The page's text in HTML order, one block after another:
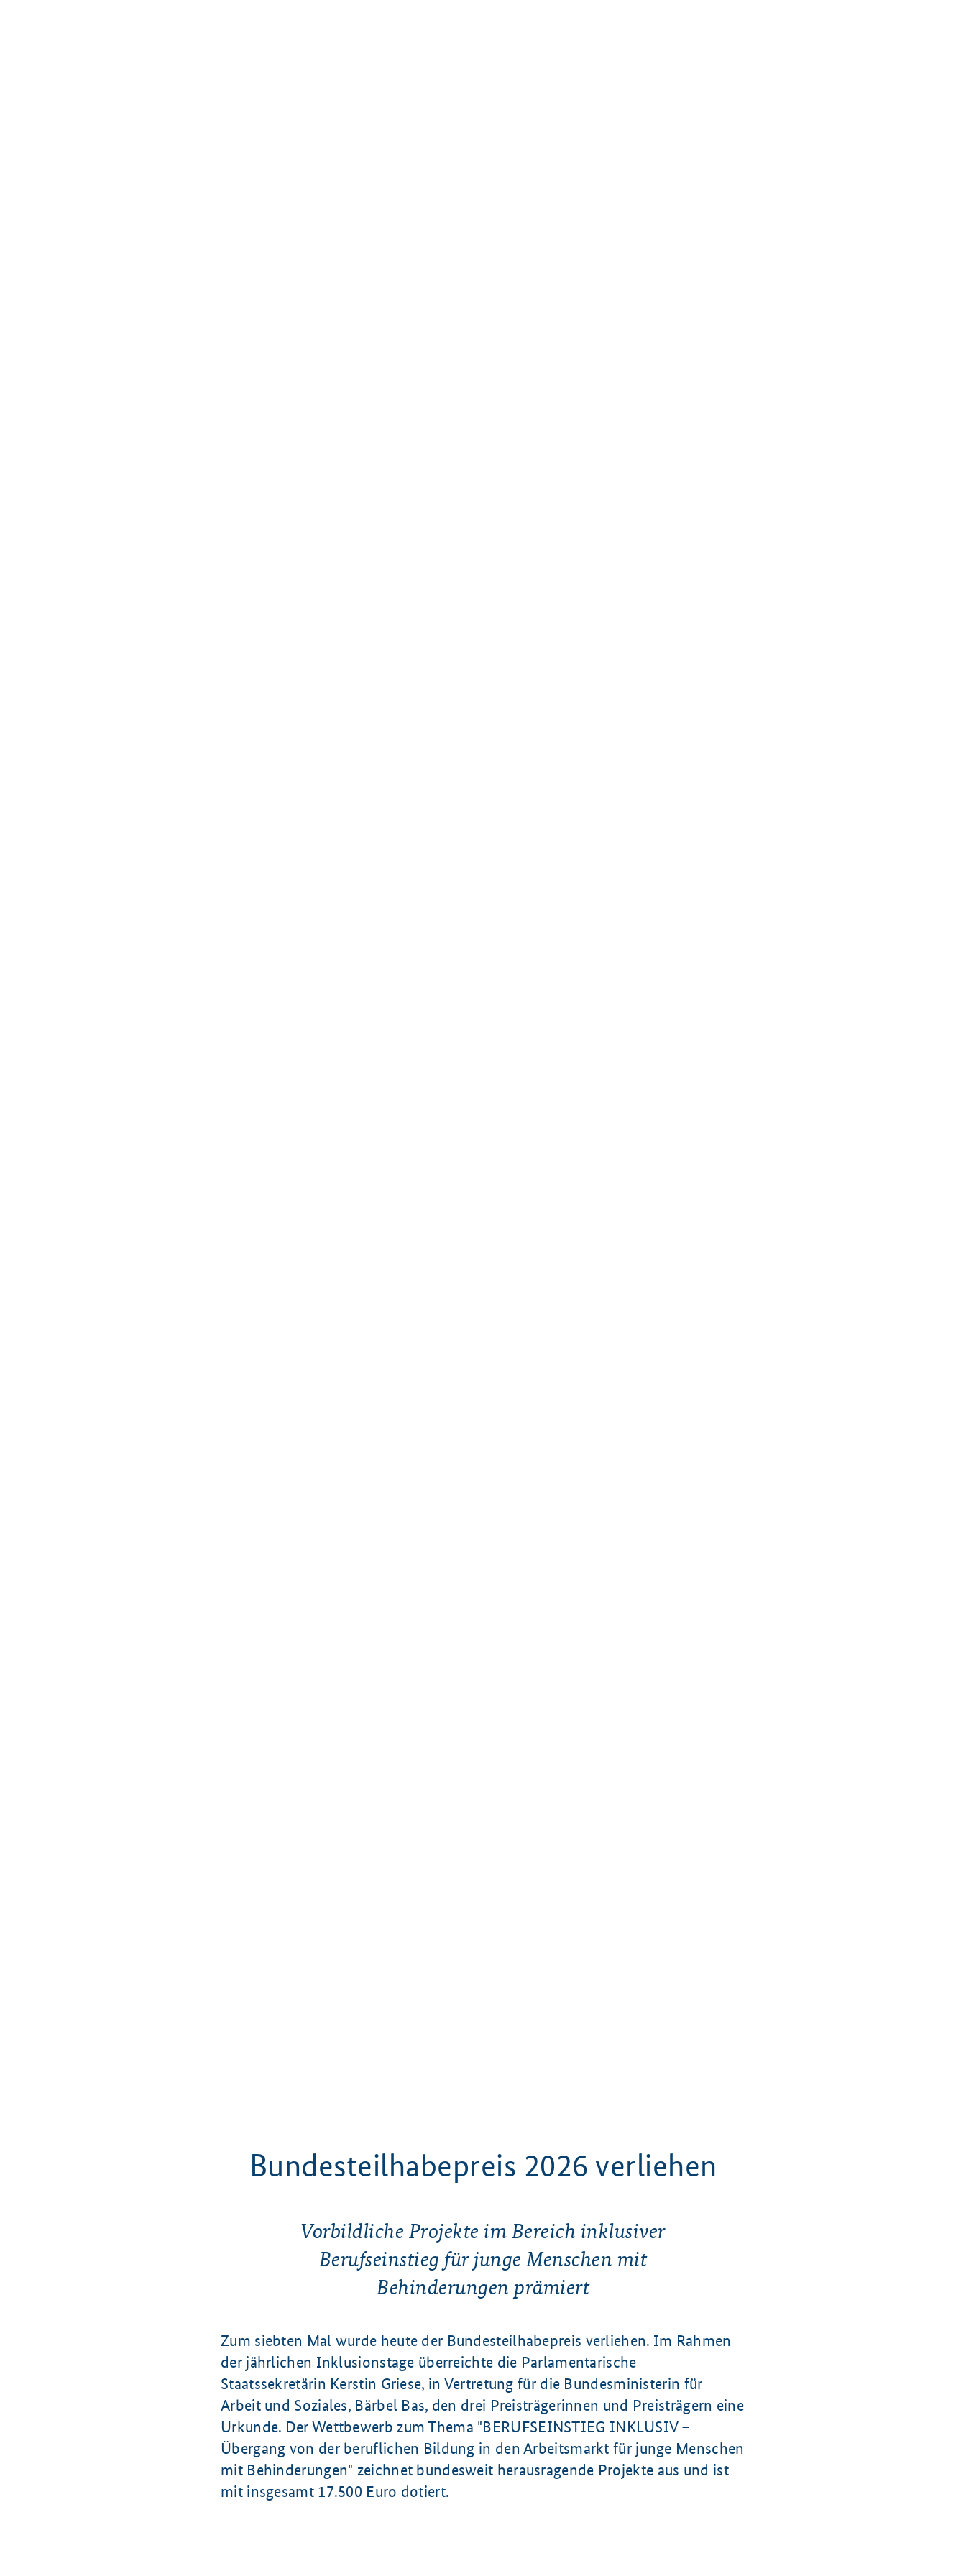
Bundesteilhabepreis 2026 verliehen
Vorbildliche Projekte im Bereich inklusiver
Berufseinstieg für junge Menschen mit
Behinderungen prämiert
Zum siebten Mal wurde heute der Bundesteilhabepreis verliehen. Im Rahmen
der jährlichen Inklusionstage überreichte die Parlamentarische
Staatssekretärin Kerstin Griese, in Vertretung für die Bundesministerin für
Arbeit und Soziales, Bärbel Bas, den drei Preisträgerinnen und Preisträgern eine
Urkunde. Der Wettbewerb zum Thema "BERUFSEINSTIEG INKLUSIV –
Übergang von der beruflichen Bildung in den Arbeitsmarkt für junge Menschen
mit Behinderungen" zeichnet bundesweit herausragende Projekte aus und ist
mit insgesamt 17.500 Euro dotiert.